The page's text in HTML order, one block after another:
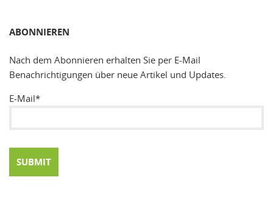
ABONNIEREN
Nach dem Abonnieren erhalten Sie per E-Mail
Benachrichtigungen über neue Artikel und Updates.
E-Mail*